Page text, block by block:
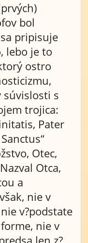
bol
pripisuje
lebo je to
ostro
súvislosti s
trojica:
Pater
Otec,
Otca,
a
nie v
v?podstate
nie v
len z?